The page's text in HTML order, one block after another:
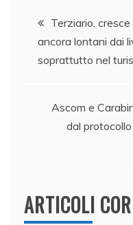
b
o
o
dI
n
Navigazione
articoli
Terziario,
ancora lontani dai
soprattutto nel
Ascom e
dal
ARTICOLI